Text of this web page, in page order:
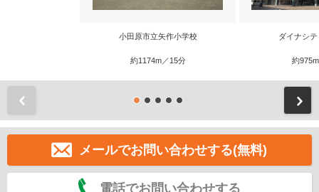
小田原市立矢作小学校
約1174m／15分
ダイナシ
約
メールでお問い合わせする(無料)
電話でお問い合わせする